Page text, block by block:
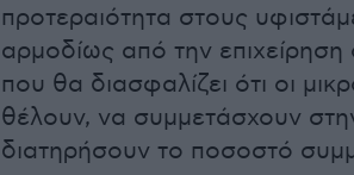
προτεραιότητα στους
αρμοδίως από την
που θα διασφαλίζει ότι οι
θέλουν, να συμμετάσχουν
διατηρήσουν το ποσοστό